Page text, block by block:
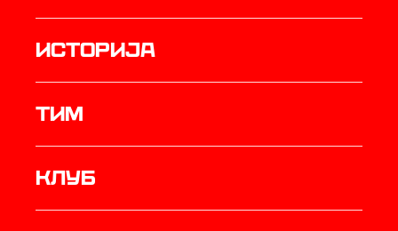
историја
ТИМ
Клуб